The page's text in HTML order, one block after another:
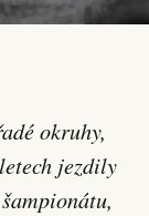
okruhy,
jezdily